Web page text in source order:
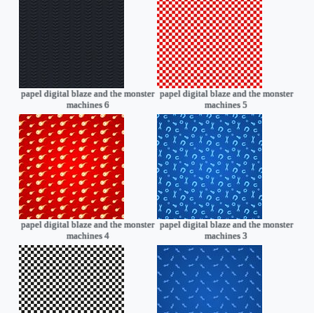
papel digital blaze and the monster
machines 6
papel digital blaze and the monster
machines 5
papel digital blaze and the monster
machines 4
papel digital blaze and the monster
machines 3